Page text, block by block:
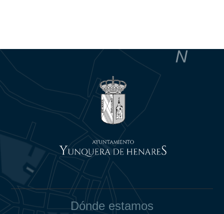
Dónde estamos